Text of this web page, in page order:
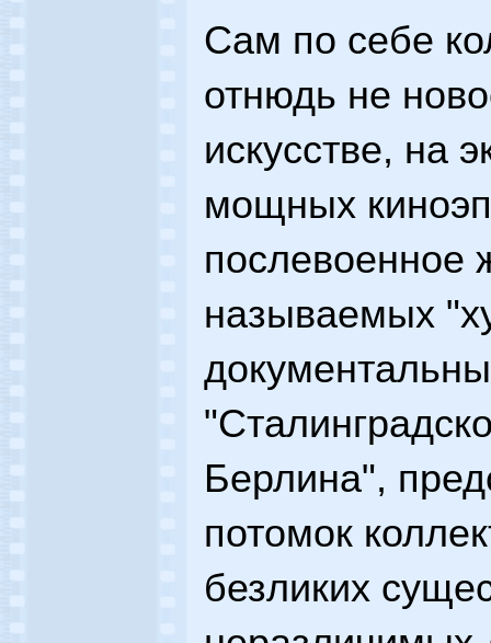
Сам по себе
отнюдь не
искусстве, на
мощных
послевоенное
называемых
Берлина",
потомок
безликих